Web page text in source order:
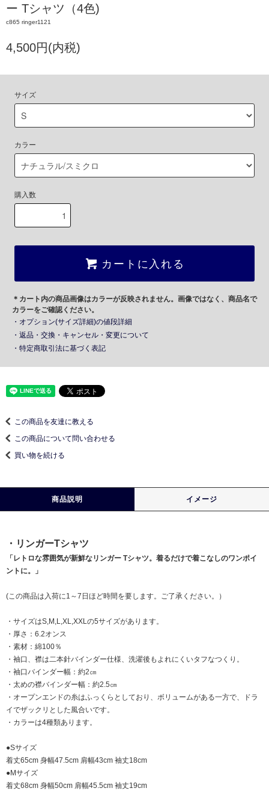
ー Tシャツ（4色)
c865 ringer1121
4,500円(内税)
サイズ
カラー
購入数
カートに入れる
＊カート内の商品画像はカラーが反映されません。画像ではなく、商品名で
カラーをご確認ください。
・オプション(サイズ詳細)の値段詳細
・返品・交換・キャンセル・変更について
・特定商取引法に基づく表記
この商品を友達に教える
この商品について問い合わせる
買い物を続ける
商品説明 イメージ
・リンガーTシャツ
「レトロな雰囲気が新鮮なリンガー Tシャツ。着るだけで着こなしのワンポイ
ントに。」
(この商品は入荷に1～7日ほど時間を要します。ご了承ください。）
・サイズはS,M,L,XL,XXLの5サイズがあります。
・厚さ：6.2オンス
・素材：綿100％
・袖口、襟は二本針バインダー仕様、洗濯後もよれにくいタフなつくり。
・袖口バインダー幅：約2㎝
・太めの襟バインダー幅：約2.5㎝
・オープンエンドの糸はふっくらとしており、ボリュームがある一方で、ドラ
イでザックリとした風合いです。
・カラーは4種類あります。
●Sサイズ
着丈65cm 身幅47.5cm 肩幅43cm 袖丈18cm
●Mサイズ
着丈68cm 身幅50cm 肩幅45.5cm 袖丈19cm